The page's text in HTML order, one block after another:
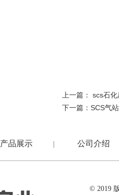
上一篇： scs石
下一篇： SCS气
产品展示 | 公司介绍
© 2019